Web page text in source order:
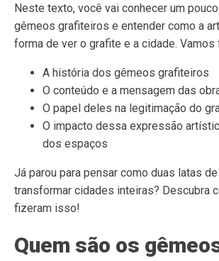
Neste texto, você vai conhecer um
gêmeos grafiteiros e entender como a
forma de ver o grafite e a cidade. Vamos
A história dos gêmeos grafiteiros
O conteúdo e a mensagem das
O papel deles na legitimação do
O impacto dessa expressão
dos espaços
Já parou para pensar como duas latas
transformar cidades inteiras? Descubra
fizeram isso!
Quem são os